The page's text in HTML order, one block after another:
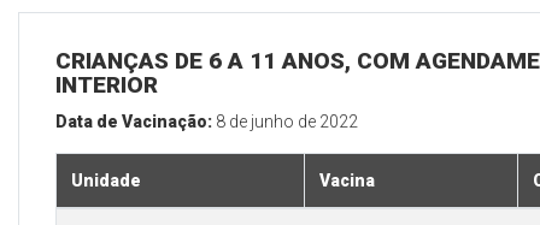
CRIANÇAS DE 6 A 11 ANOS, COM
INTERIOR
Data de Vacinação: 8 de junho de 2022
Unidade Vacina